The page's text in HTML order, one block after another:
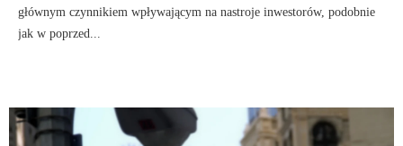
głównym czynnikiem wpływającym na nastroje inwestorów, podobnie
jak w poprzed...